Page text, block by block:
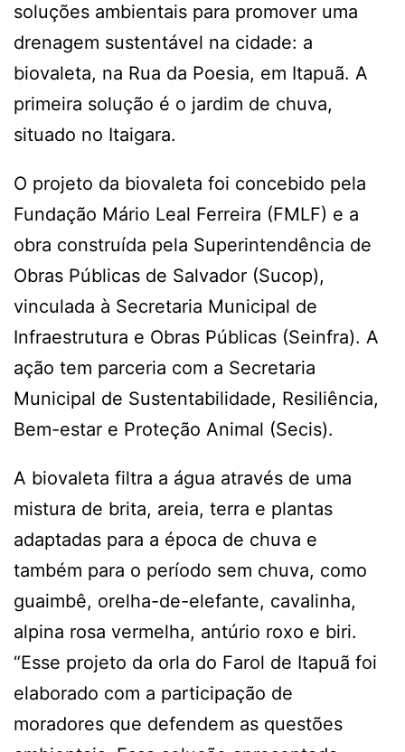
soluções ambientais para promover uma
drenagem sustentável na cidade: a
biovaleta, na Rua da Poesia, em Itapuã. A
primeira solução é o jardim de chuva,
situado no Itaigara.
O projeto da biovaleta foi concebido pela
Fundação Mário Leal Ferreira (FMLF) e a
obra construída pela Superintendência de
Obras Públicas de Salvador (Sucop),
vinculada à Secretaria Municipal de
Infraestrutura e Obras Públicas (Seinfra). A
ação tem parceria com a Secretaria
Municipal de Sustentabilidade, Resiliência,
Bem-estar e Proteção Animal (Secis).
A biovaleta filtra a água através de uma
mistura de brita, areia, terra e plantas
adaptadas para a época de chuva e
também para o período sem chuva, como
guaimbê, orelha-de-elefante, cavalinha,
alpina rosa vermelha, antúrio roxo e biri.
“Esse projeto da orla do Farol de Itapuã foi
elaborado com a participação de
moradores que defendem as questões